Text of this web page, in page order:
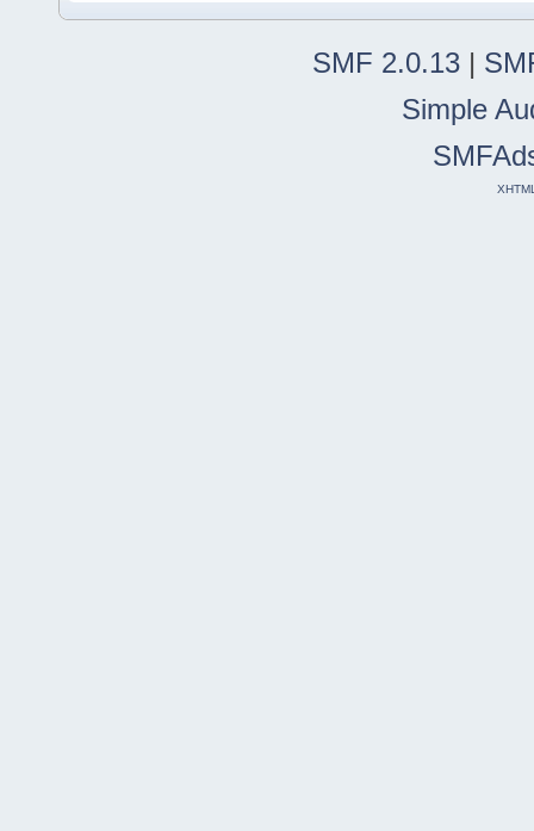
SMF 2.0.13 |
Simple